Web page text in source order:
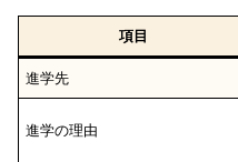
項目
進学先
進学の理由